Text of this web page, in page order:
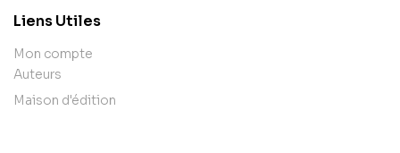
Liens Utiles
Mon compte
Auteurs
Maison d'édition